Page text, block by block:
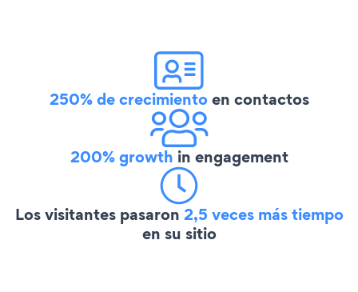
250% de crecimientoen contactos
200% growth in engagement
Los visitantes pasaron 2,5 veces más tiempo
en su sitio